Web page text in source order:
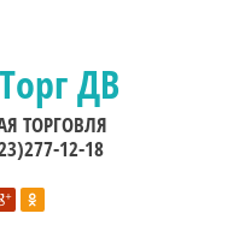
ДВ
ТОРГОВЛЯ
12-18